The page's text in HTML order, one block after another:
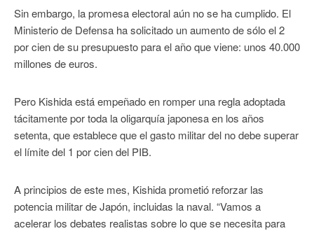
Sin embargo, la promesa electoral aún no se ha cumplido. El
Ministerio de Defensa ha solicitado un aumento de sólo el 2
por cien de su presupuesto para el año que viene: unos 40.000
millones de euros.
Pero Kishida está empeñado en romper una regla adoptada
tácitamente por toda la oligarquía japonesa en los años
setenta, que establece que el gasto militar del no debe superar
el límite del 1 por cien del PIB.
A principios de este mes, Kishida prometió reforzar las
potencia militar de Japón, incluidas la naval. “Vamos a
acelerar los debates realistas sobre lo que se necesita para